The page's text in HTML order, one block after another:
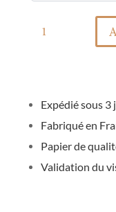
Expédié sous 3
Fabriqué en
Papier de
Validation du